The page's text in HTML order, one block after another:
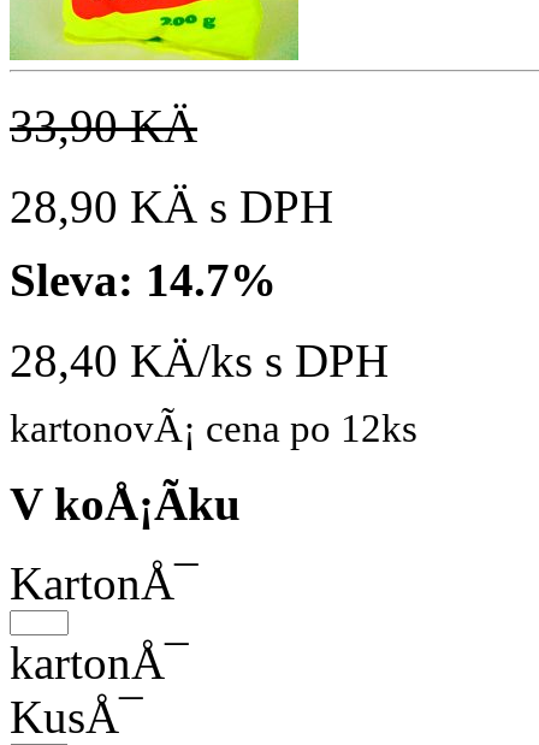
33,90 KÄ
28,90 KÄ s DPH
Sleva: 14.7%
28,40 KÄ/ks s DPH
kartonovÃ¡ cena po 12ks
V koÅ¡Ã­ku
KartonÅ¯
kartonÅ¯
KusÅ¯